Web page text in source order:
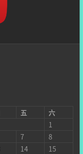
五
六
1
7
8
14
15